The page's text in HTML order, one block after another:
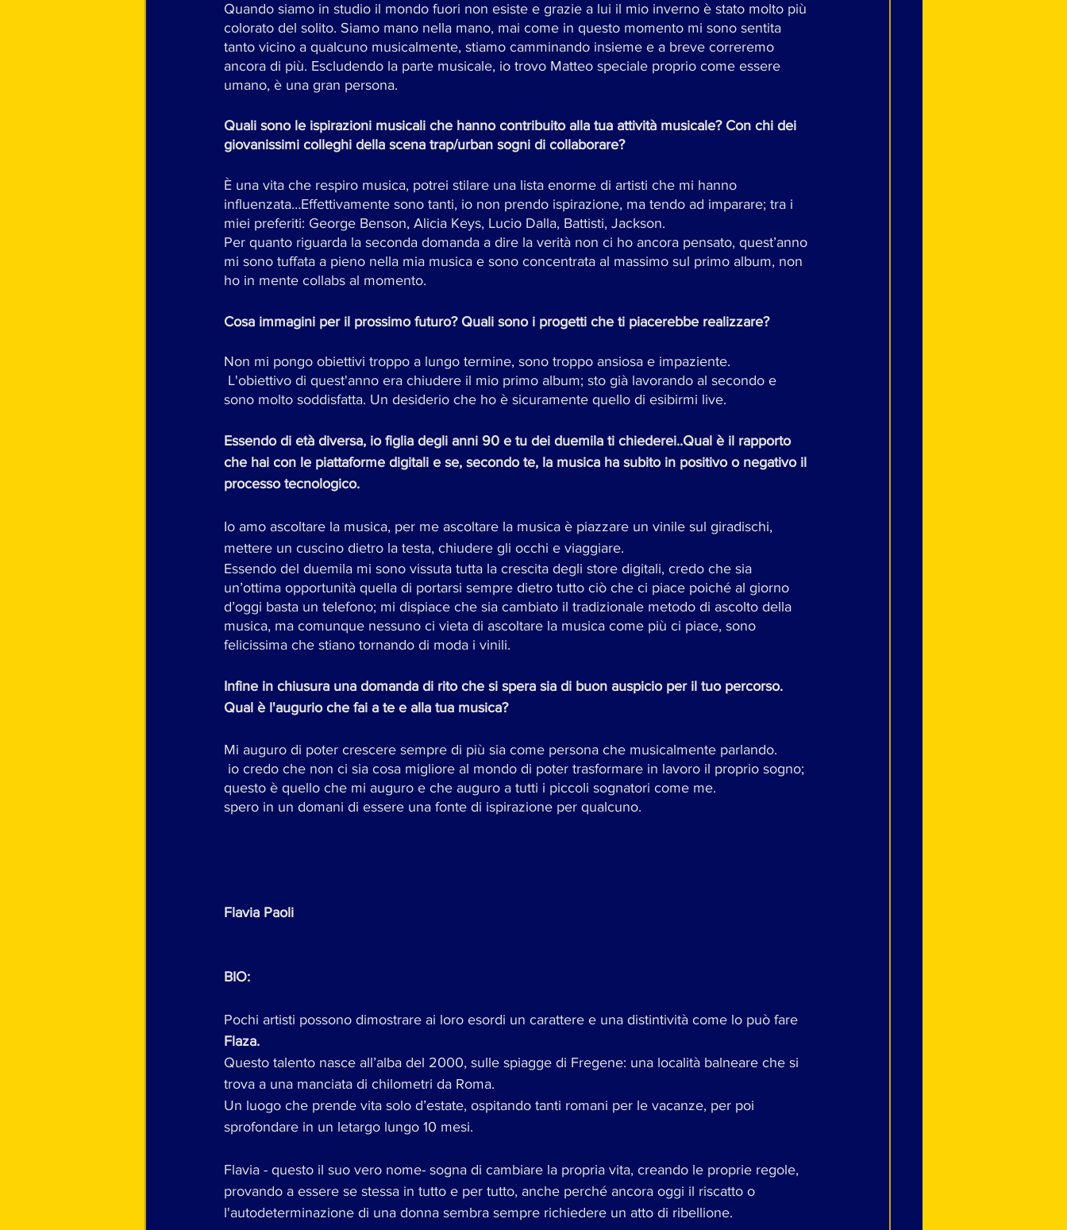
Quando siamo in studio il mondo fuori non esiste e grazie a lui il mio inverno è stato molto più
colorato del solito. Siamo mano nella mano, mai come in questo momento mi sono sentita
tanto vicino a qualcuno musicalmente, stiamo camminando insieme e a breve correremo
ancora di più. Escludendo la parte musicale, io trovo Matteo speciale proprio come essere
umano, è una gran persona.
Quali sono le ispirazioni musicali che hanno contribuito alla tua attività musicale? Con chi dei
giovanissimi colleghi della scena trap/urban sogni di collaborare?
È una vita che respiro musica, potrei stilare una lista enorme di artisti che mi hanno
influenzata…Effettivamente sono tanti, io non prendo ispirazione, ma tendo ad imparare; tra i
miei preferiti: George Benson, Alicia Keys, Lucio Dalla, Battisti, Jackson.
Per quanto riguarda la seconda domanda a dire la verità non ci ho ancora pensato, quest’anno
mi sono tuffata a pieno nella mia musica e sono concentrata al massimo sul primo album, non
ho in mente collabs al momento.
Cosa immagini per il prossimo futuro? Quali sono i progetti che ti piacerebbe realizzare?
Non mi pongo obiettivi troppo a lungo termine, sono troppo ansiosa e impaziente.
sono molto soddisfatta. Un desiderio che ho è sicuramente quello di esibirmi live.
Essendo di età diversa, io figlia degli anni 90 e tu dei duemila ti chiederei..Qual è il rapporto
che hai con le piattaforme digitali e se, secondo te, la musica ha subito in positivo o negativo il
processo tecnologico.
Io amo ascoltare la musica, per me ascoltare la musica è piazzare un vinile sul giradischi,
mettere un cuscino dietro la testa, chiudere gli occhi e viaggiare.
Essendo del duemila mi sono vissuta tutta la crescita degli store digitali, credo che sia
un’ottima opportunità quella di portarsi sempre dietro tutto ciò che ci piace poiché al giorno
d’oggi basta un telefono; mi dispiace che sia cambiato il tradizionale metodo di ascolto della
musica, ma comunque nessuno ci vieta di ascoltare la musica come più ci piace, sono
felicissima che stiano tornando di moda i vinili.
Infine in chiusura una domanda di rito che si spera sia di buon auspicio per il tuo percorso.
Qual è l'augurio che fai a te e alla tua musica?
Mi auguro di poter crescere sempre di più sia come persona che musicalmente parlando.
questo è quello che mi auguro e che auguro a tutti i piccoli sognatori come me.
spero in un domani di essere una fonte di ispirazione per qualcuno.
Flavia Paoli
BIO:
Pochi artisti possono dimostrare ai loro esordi un carattere e una distintività come lo può fare
Flaza.
Questo talento nasce all’alba del 2000, sulle spiagge di Fregene: una località balneare che si
trova a una manciata di chilometri da Roma.
Un luogo che prende vita solo d’estate, ospitando tanti romani per le vacanze, per poi
sprofondare in un letargo lungo 10 mesi.
Flavia - questo il suo vero nome- sogna di cambiare la propria vita, creando le proprie regole,
provando a essere se stessa in tutto e per tutto, anche perché ancora oggi il riscatto o
l'autodeterminazione di una donna sembra sempre richiedere un atto di ribellione.